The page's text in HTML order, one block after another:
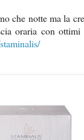
che notte ma la
oraria con ottimi